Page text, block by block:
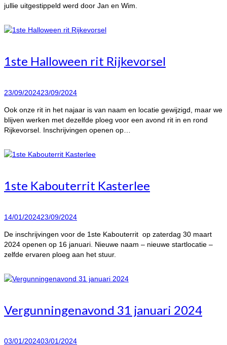
jullie uitgestippeld werd door Jan en Wim.
1ste Halloween rit Rijkevorsel
23/09/202423/09/2024
Ook onze rit in het najaar is van naam en locatie gewijzigd, maar we
blijven werken met dezelfde ploeg voor een avond rit in en rond
Rijkevorsel. Inschrijvingen openen op…
1ste Kabouterrit Kasterlee
14/01/202423/09/2024
De inschrijvingen voor de 1ste Kabouterrit op zaterdag 30 maart
2024 openen op 16 januari. Nieuwe naam – nieuwe startlocatie –
zelfde ervaren ploeg aan het stuur.
Vergunningenavond 31 januari 2024
03/01/202403/01/2024